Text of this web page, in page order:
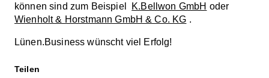
können sind zum Beispiel
K.Bellwon GmbH oder
Wienholt & Horstmann GmbH & Co. KG .
Lünen.Business wünscht viel Erfolg!
Teilen